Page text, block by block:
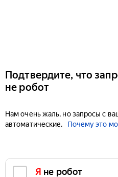
Подтвердите, что
не робот
Нам очень жаль, но запросы с
автоматические.
Почему это
Я не робот